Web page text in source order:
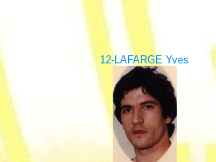
12-LAFARGE Yves